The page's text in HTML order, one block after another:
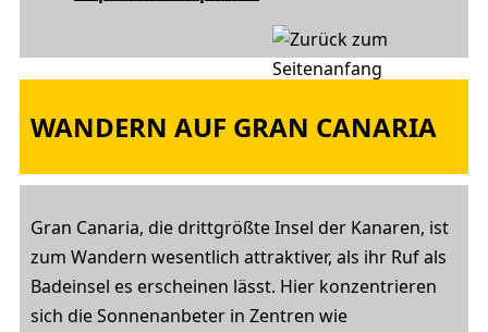
WANDERN AUF GRAN CANARIA
Gran Canaria, die drittgrößte Insel der Kanaren, ist
zum Wandern wesentlich attraktiver, als ihr Ruf als
Badeinsel es erscheinen lässt. Hier konzentrieren
sich die Sonnenanbeter in Zentren wie